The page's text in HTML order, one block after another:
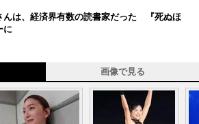
んは、経済界有数の読書家だった 『死ぬほ
に
画像で見る